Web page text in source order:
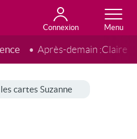
Connexion
Après-demain :Claire
cartes Suzanne